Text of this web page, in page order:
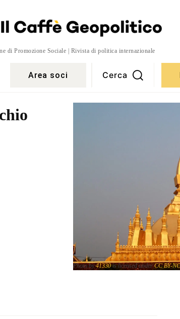
di Promozione Sociale | Rivista di politica internazionale
Area soci Cerca
Photo by41330is licensed underCC BY-